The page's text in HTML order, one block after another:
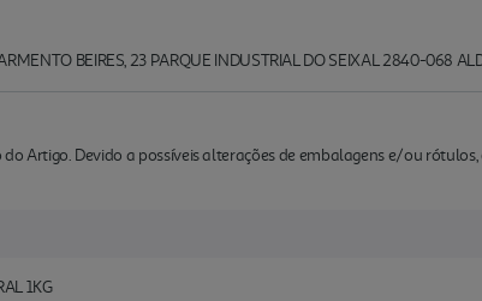
BEIRES, 23 PARQUE INDUSTRIAL DO SEIXAL 2840-068
Artigo. Devido a possíveis alterações de embalagens e/ou
1KG